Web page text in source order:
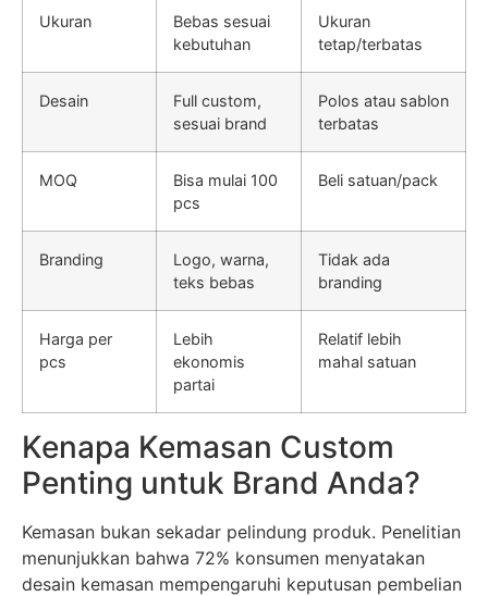
Ukuran
Bebas sesuai
kebutuhan
Ukuran
tetap/terbatas
Desain
Full custom,
sesuai brand
Polos atau sablon
terbatas
MOQ
Bisa mulai 100
pcs
Beli satuan/pack
Branding
Logo, warna,
teks bebas
Tidak ada
branding
Harga per
pcs
Lebih
ekonomis
partai
Relatif lebih
mahal satuan
Kenapa Kemasan Custom
Penting untuk Brand Anda?
Kemasan bukan sekadar pelindung produk. Penelitian
menunjukkan bahwa 72% konsumen menyatakan
desain kemasan mempengaruhi keputusan pembelian